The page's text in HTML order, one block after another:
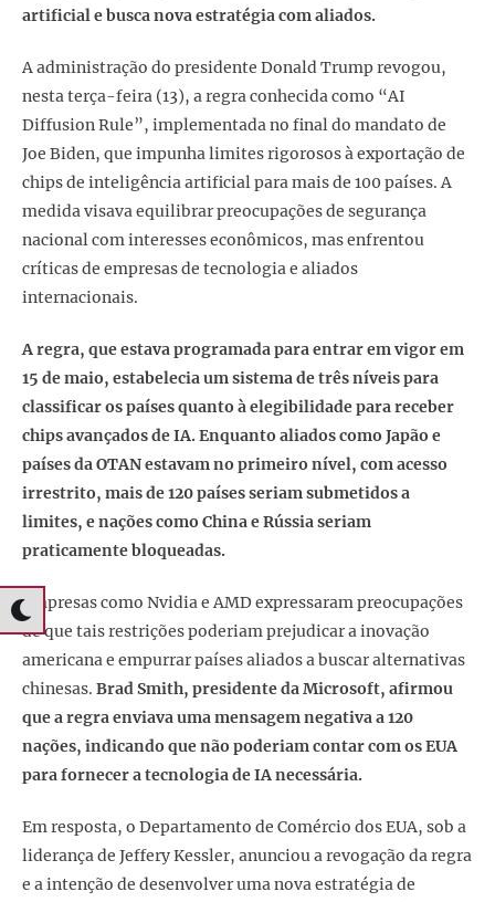
artificial e busca nova estratégia com aliados.
A administração do presidente Donald Trump revogou,
nesta terça-feira (13), a regra conhecida como “AI
Diffusion Rule”, implementada no final do mandato de
Joe Biden, que impunha limites rigorosos à exportação de
chips de inteligência artificial para mais de 100 países. A
medida visava equilibrar preocupações de segurança
nacional com interesses econômicos, mas enfrentou
críticas de empresas de tecnologia e aliados
internacionais.
A regra, que estava programada para entrar em vigor em
15 de maio, estabelecia um sistema de três níveis para
classificar os países quanto à elegibilidade para receber
chips avançados de IA. Enquanto aliados como Japão e
países da OTAN estavam no primeiro nível, com acesso
irrestrito, mais de 120 países seriam submetidos a
limites, e nações como China e Rússia seriam
praticamente bloqueadas.
Empresas como Nvidia e AMD expressaram preocupações
de que tais restrições poderiam prejudicar a inovação
americana e empurrar países aliados a buscar alternativas
chinesas. Brad Smith, presidente da Microsoft, afirmou
que a regra enviava uma mensagem negativa a 120
nações, indicando que não poderiam contar com os EUA
para fornecer a tecnologia de IA necessária.
Em resposta, o Departamento de Comércio dos EUA, sob a
liderança de Jeffery Kessler, anunciou a revogação da regra
e a intenção de desenvolver uma nova estratégia de